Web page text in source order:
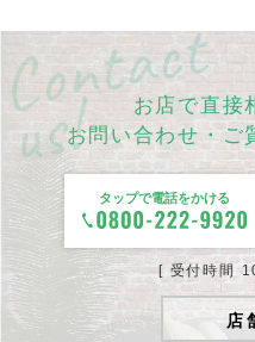
お店で直接
お問い合わせ・ご
タップで電話をかける
[ 受付時間
店